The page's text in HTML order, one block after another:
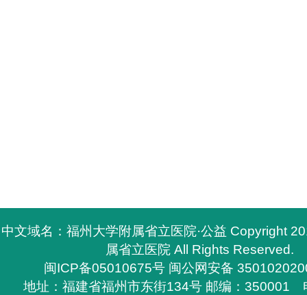
中文域名：福州大学附属省立医院·公益 Copyright
属省立医院 All Rights Reserved.
闽ICP备05010675号 闽公网安备
地址：福建省福州市东街134号 邮编：350001